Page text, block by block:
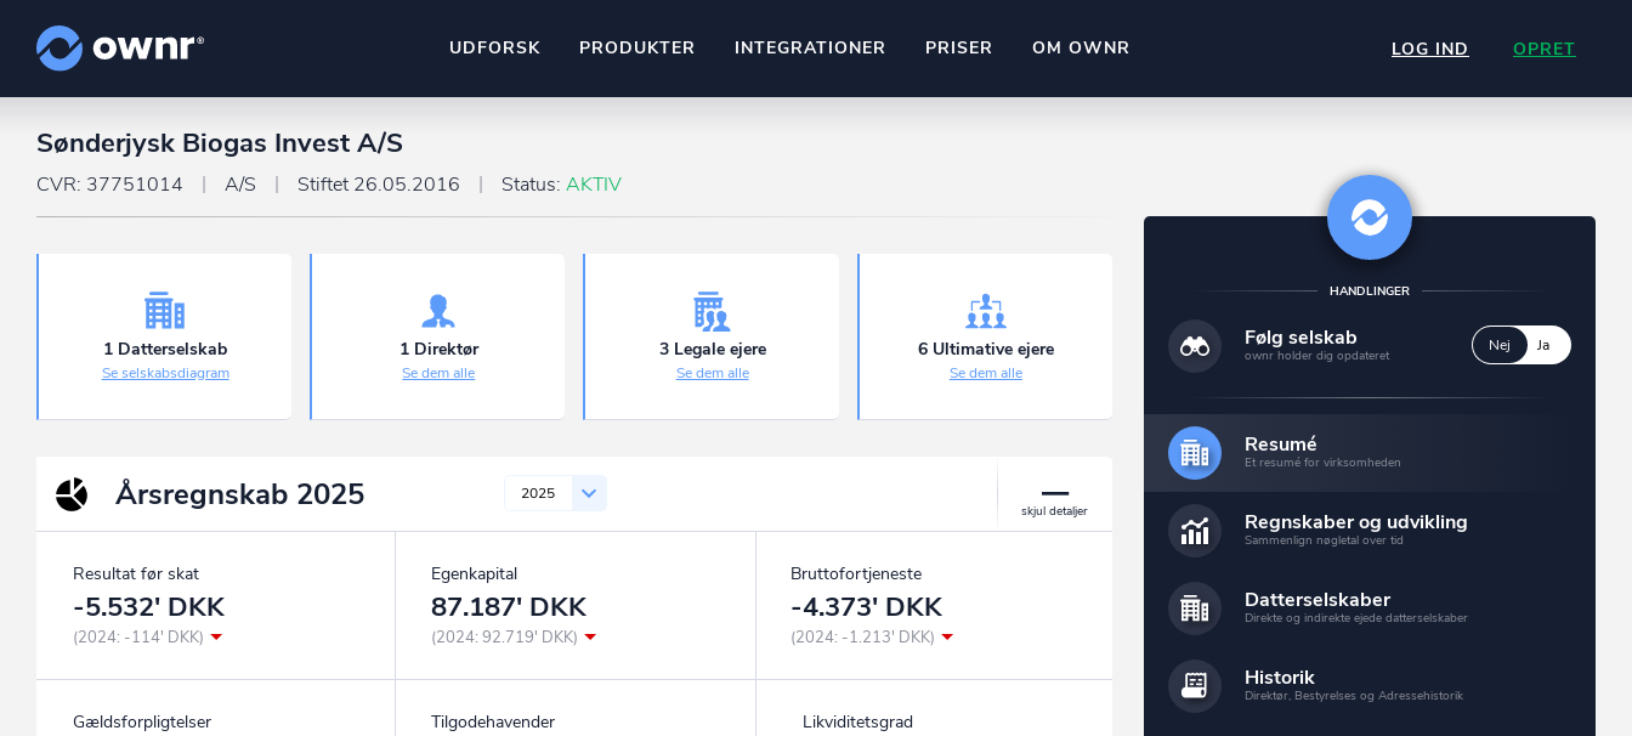
UDFORSK PRODUKTER
ownr Insights
Hold dig opdateret og compliant
ownr Pipeline
Identificer salgsklare kundeemner
INTEGRATIONER
Kun fantasien sætter grænsen
Ownr ajour goes supersonic
PRISER OM OWNR LOG IND OPRET
Sønderjysk Biogas Invest A/S
CVR: 37751014 A/S Stiftet 26.05.2016 Status: AKTIV
1 Datterselskab
Se selskabsdiagram
1 Direktør
Se dem alle
3 Legale ejere
Se dem alle
6 Ultimative ejere
Se dem alle
Årsregnskab 2025 2025
Resultat før skat
-5.532' DKK
(2024: -114' DKK)
Egenkapital
87.187' DKK
(2024: 92.719' DKK)
Bruttofortjeneste
-4.373' DKK
(2024: -1.213' DKK)
Gældsforpligtelser Tilgodehavender Likviditetsgrad
HANDLINGER
Følg selskab
ownr holder dig opdateret
Nej Ja
Resumé
Et resumé for virksomheden
Regnskaber og udvikling
Sammenlign nøgletal over tid
Datterselskaber
Direkte og indirekte ejede datterselskaber
Historik
Direktør, Bestyrelses og Adressehistorik